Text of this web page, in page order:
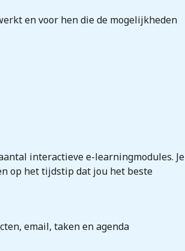
en voor hen die de mogelijkheden
interactieve e-learningmodules. Je
op het tijdstip dat jou het beste
email, taken en agenda